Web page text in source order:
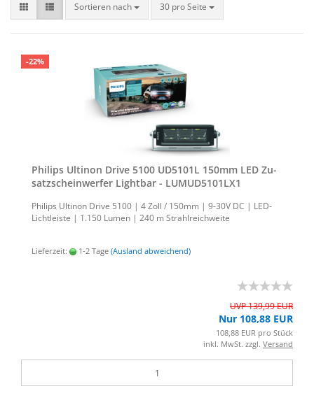
Sortieren nach 30 pro Seite
-22%
Phil­ips Ul­ti­non Drive 5100 UD5101L 150mm LED Zu­
satz­schein­wer­fer Light­bar - LUMUD5101LX1
Phil­ips Ul­ti­non Drive 5100 | 4 Zoll / 150mm | 9-30V DC | LED-​
Lichtleiste | 1.150 Lumen | 240 m Strahl­reich­wei­te
Lieferzeit: 1-2 Tage (Ausland abweichend)
UVP 139,99 EUR
Nur 108,88 EUR
108,88 EUR pro Stück
inkl. MwSt. zzgl. Versand